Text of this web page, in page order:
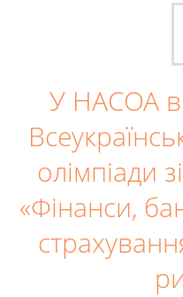
У НАСОА
олімпіади
«Фінанси,